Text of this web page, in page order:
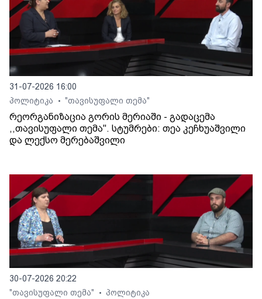
31-07-2026 16:00
პოლიტიკა
• "თავისუფალი თემა"
რეორგანიზაცია გორის მერიაში - გადაცემა
,,თავისუფალი თემა". სტუმრები: თეა კეჩხუაშვილი
და ლექსო მერებაშვილი
30-07-2026 20:22
"თავისუფალი თემა"
• პოლიტიკა